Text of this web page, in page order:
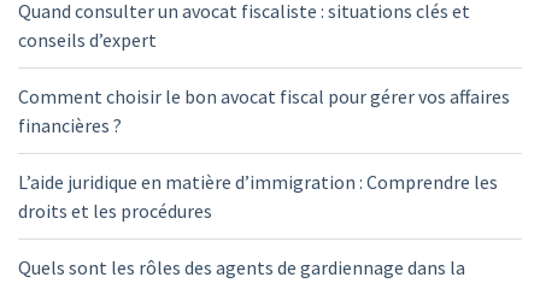
Quand consulter un avocat fiscaliste : situations clés et
conseils d’expert
Comment choisir le bon avocat fiscal pour gérer vos affaires
financières ?
L’aide juridique en matière d’immigration : Comprendre les
droits et les procédures
Quels sont les rôles des agents de gardiennage dans la